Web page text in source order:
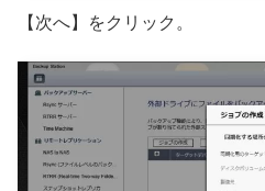
【次へ】をクリック。